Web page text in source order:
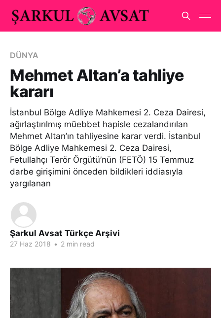
DÜNYA
Mehmet Altan’a tahliye
kararı
İstanbul Bölge Adliye Mahkemesi 2. Ceza Dairesi,
ağırlaştırılmış müebbet hapisle cezalandırılan
Mehmet Altan’ın tahliyesine karar verdi. İstanbul
Bölge Adliye Mahkemesi 2. Ceza Dairesi,
Fetullahçı Terör Örgütü’nün (FETÖ) 15 Temmuz
darbe girişimini önceden bildikleri iddiasıyla
yargılanan
Şarkul Avsat Türkçe Arşivi
27 Haz 2018 • 2 min read